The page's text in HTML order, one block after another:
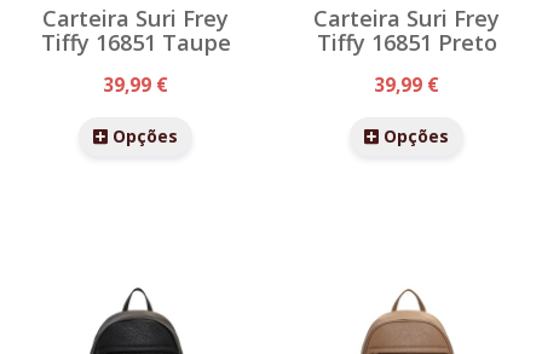
Carteira Suri Frey
Tiffy 16851 Taupe
39,99 €
Opções
Carteira Suri Frey
Tiffy 16851 Preto
39,99 €
Opções